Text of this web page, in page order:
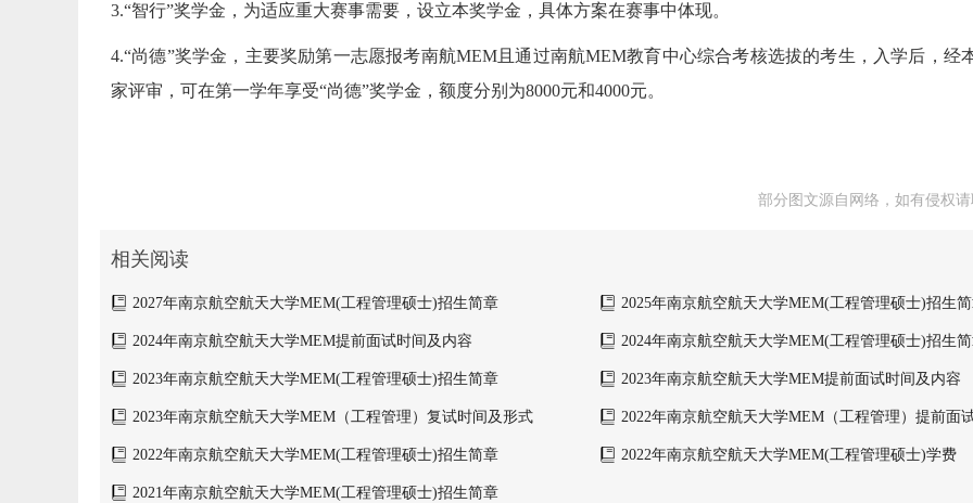
3.“智行”奖学金，为适应重大赛事需要，设立本奖学金，具体方案在赛事中体现。
4.“尚德”奖学金，主要奖励第一志愿报考南航MEM且通过南航MEM教育中心综合考核选拔的考生，入学后，经
家评审，可在第一学年享受“尚德”奖学金，额度分别为8000元和4000元。
部分图文源自网络，如有侵权
相关阅读
2027年南京航空航天大学MEM(工程管理硕士)招生简章 2025年南京航空航天大学MEM(工程管理硕士)招生
2024年南京航空航天大学MEM提前面试时间及内容 2024年南京航空航天大学MEM(工程管理硕士)招生
2023年南京航空航天大学MEM(工程管理硕士)招生简章 2023年南京航空航天大学MEM提前面试时间及内容
2023年南京航空航天大学MEM（工程管理）复试时间及形式 2022年南京航空航天大学MEM（工程管理）提前面
2022年南京航空航天大学MEM(工程管理硕士)招生简章 2022年南京航空航天大学MEM(工程管理硕士)学费
2021年南京航空航天大学MEM(工程管理硕士)招生简章